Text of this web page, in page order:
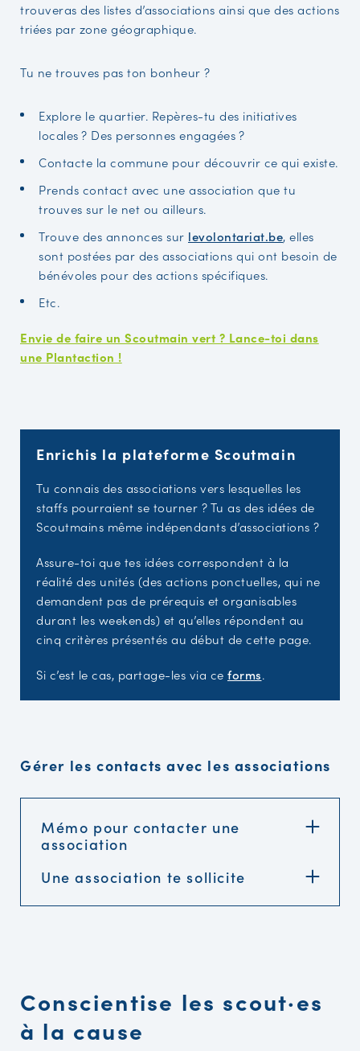
trouveras des listes d’associations ainsi que des actions
triées par zone géographique.
Tu ne trouves pas ton bonheur ?
Explore le quartier. Repères-tu des initiatives
locales ? Des personnes engagées ?
Contacte la commune pour découvrir ce qui existe.
Prends contact avec une association que tu
trouves sur le net ou ailleurs.
Trouve des annonces sur levolontariat.be, elles
sont postées par des associations qui ont besoin de
bénévoles pour des actions spécifiques.
Etc.
Envie de faire un Scoutmain vert ? Lance-toi dans
une Plantaction !
Enrichis la plateforme Scoutmain
Tu connais des associations vers lesquelles les
staffs pourraient se tourner ? Tu as des idées de
Scoutmains même indépendants d’associations ?
Assure-toi que tes idées correspondent à la
réalité des unités (des actions ponctuelles, qui ne
demandent pas de prérequis et organisables
durant les weekends) et qu’elles répondent au
cinq critères présentés au début de cette page.
Si c’est le cas, partage-les via ce forms.
Gérer les contacts avec les associations
Mémo pour contacter une
association
Une association te sollicite
Conscientise les scout·es
à la cause